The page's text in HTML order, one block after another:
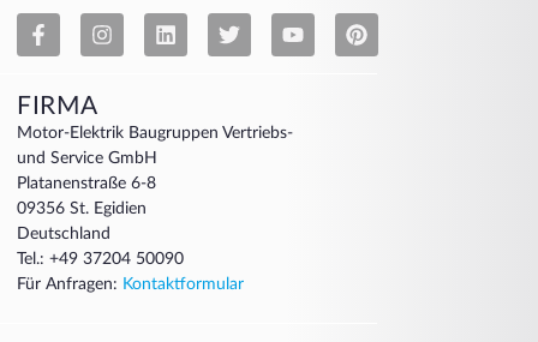
FIRMA
Motor-Elektrik Baugruppen Vertriebs-
und Service GmbH
Platanenstraße 6-8
09356 St. Egidien
Deutschland
Tel.: +49 37204 50090
Für Anfragen: Kontaktformular